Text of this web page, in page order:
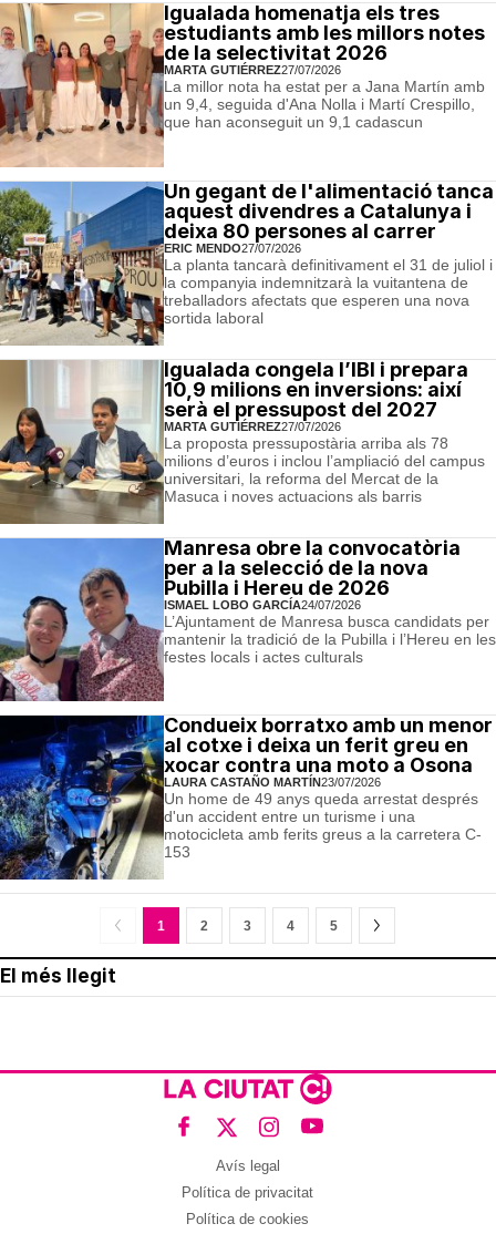
Igualada homenatja els tres
estudiants amb les millors notes
de la selectivitat 2026
MARTA GUTIÉRREZ27/07/2026
La millor nota ha estat per a Jana Martín amb
un 9,4, seguida d'Ana Nolla i Martí Crespillo,
que han aconseguit un 9,1 cadascun
Un gegant de l'alimentació tanca
aquest divendres a Catalunya i
deixa 80 persones al carrer
ERIC MENDO27/07/2026
La planta tancarà definitivament el 31 de juliol i
la companyia indemnitzarà la vuitantena de
treballadors afectats que esperen una nova
sortida laboral
Igualada congela l’IBI i prepara
10,9 milions en inversions: així
serà el pressupost del 2027
MARTA GUTIÉRREZ27/07/2026
La proposta pressupostària arriba als 78
milions d’euros i inclou l’ampliació del campus
universitari, la reforma del Mercat de la
Masuca i noves actuacions als barris
Manresa obre la convocatòria
per a la selecció de la nova
Pubilla i Hereu de 2026
ISMAEL LOBO GARCÍA24/07/2026
L’Ajuntament de Manresa busca candidats per
mantenir la tradició de la Pubilla i l’Hereu en les
festes locals i actes culturals
Condueix borratxo amb un menor
al cotxe i deixa un ferit greu en
xocar contra una moto a Osona
LAURA CASTAÑO MARTÍN23/07/2026
Un home de 49 anys queda arrestat després
d'un accident entre un turisme i una
motocicleta amb ferits greus a la carretera C-
153
1 2 3 4 5
El més llegit
Avís legal
Política de privacitat
Política de cookies